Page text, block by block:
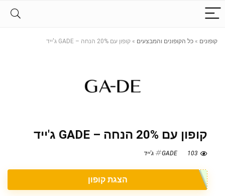
קופונים » כל הקופונים והמבצעים » קופון עם 20% הנחה – GADE ג'ייד
קופון עם 20% הנחה – GADE ג'ייד
103 GADE ג'ייד
הצגת קופון